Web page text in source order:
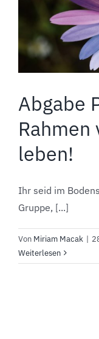
Abgabe
Rahmen
leben!
Ihr seid im
Gruppe, [...]
Von Miriam Macak |
Weiterlesen